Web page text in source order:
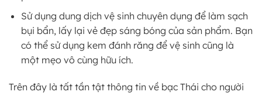
Sử dụng dung dịch vệ sinh chuyên dụng để làm sạch
bụi bẩn, lấy lại vẻ đẹp sáng bóng của sản phẩm. Bạn
có thể sử dụng kem đánh răng để vệ sinh cũng là
một mẹo vô cùng hữu ích.
Trên đây là tất tần tật thông tin về bạc Thái cho người